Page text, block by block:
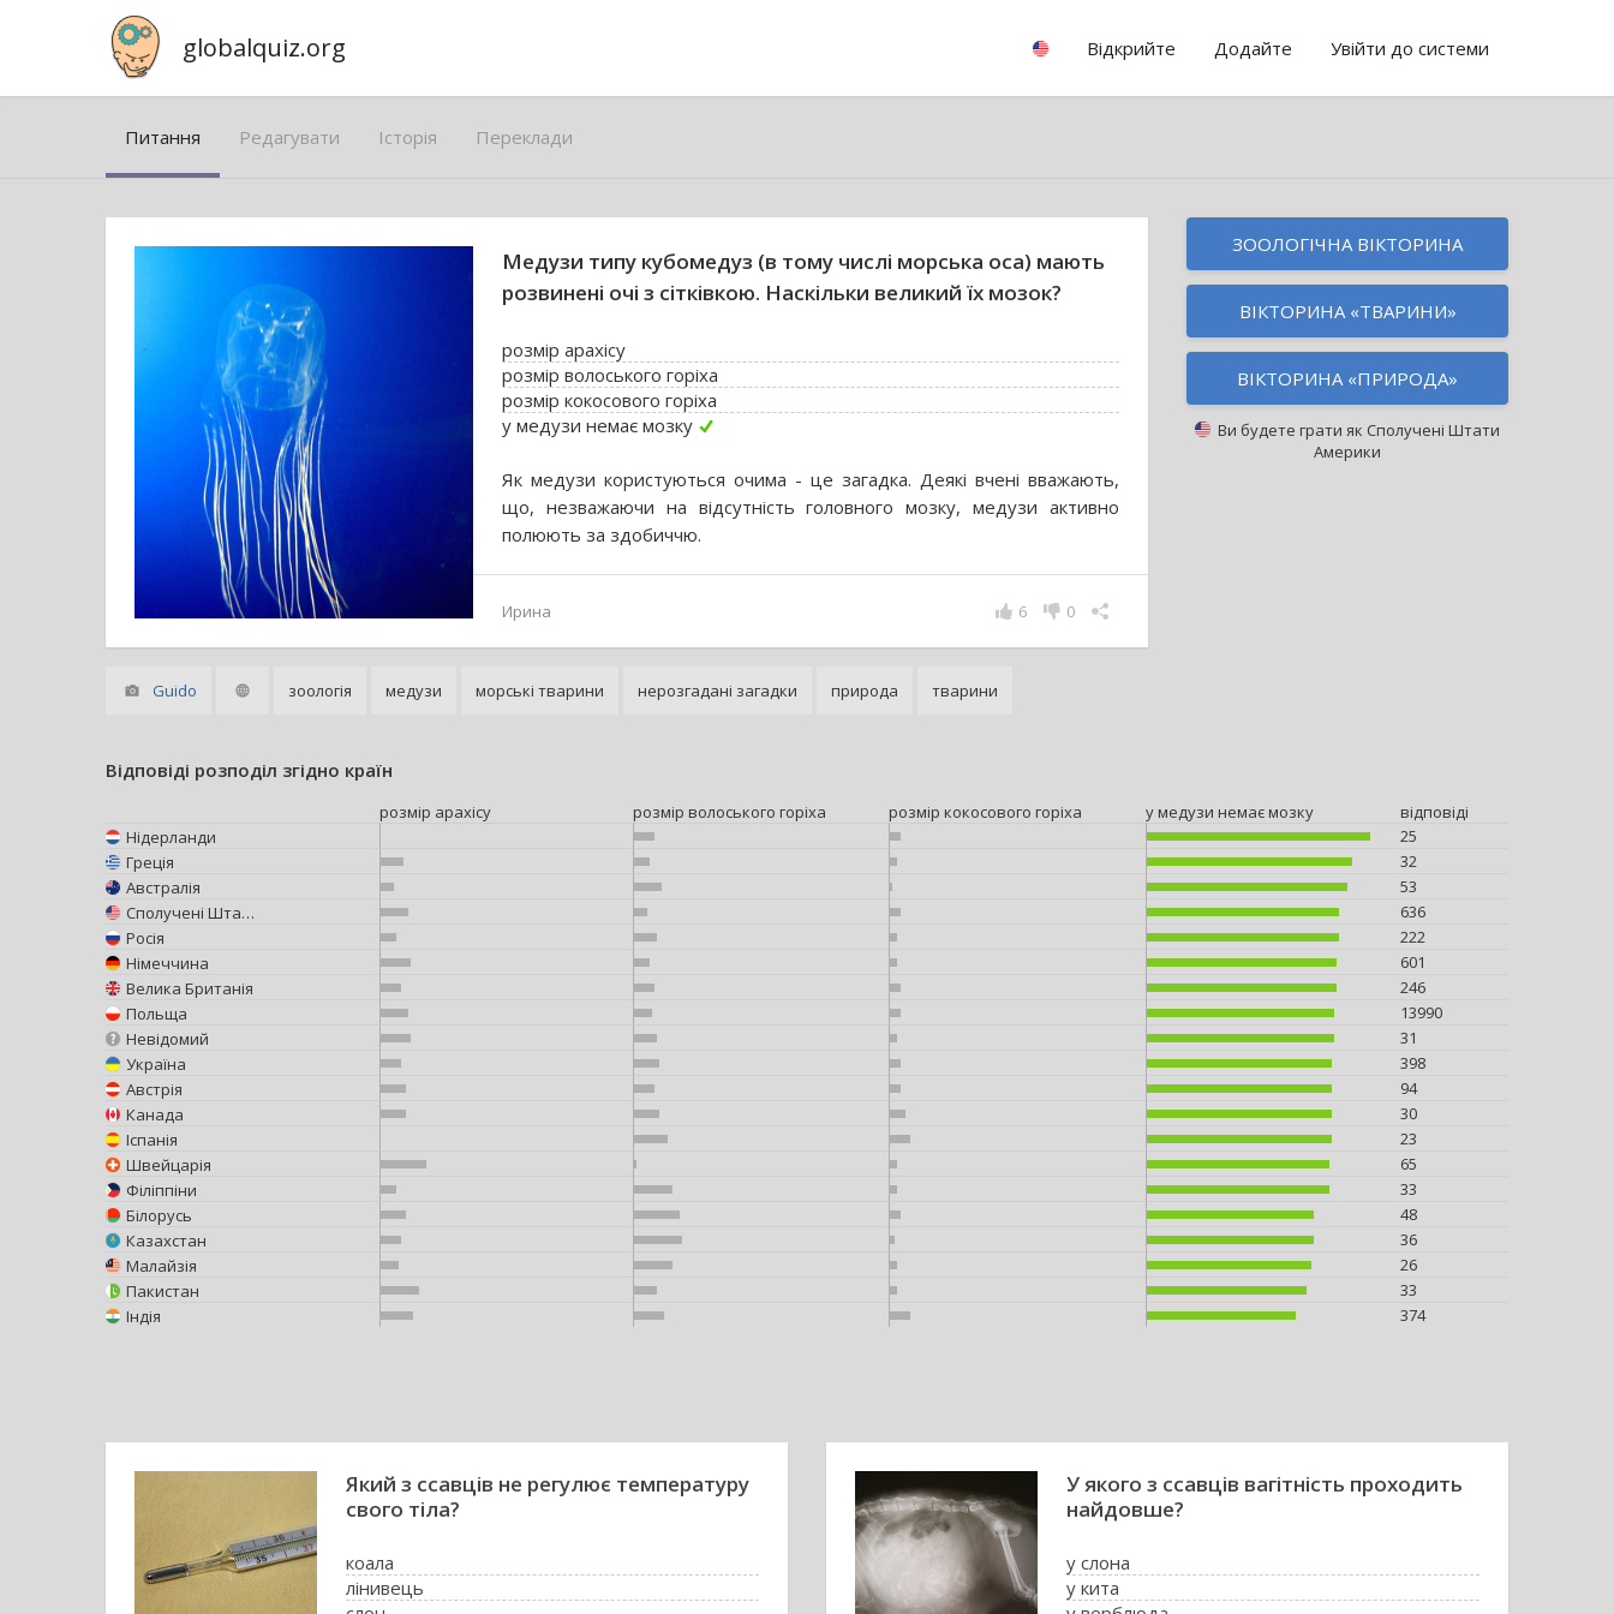
globalquiz.org Відкрийте Додайте Увійти до системи
Питання Редагувати Історія Переклади
Медузи типу кубомедуз (в тому числі морська оса) мають
розвинені очі з сітківкою. Наскільки великий їх мозок?
розмір арахісу
розмір волоського горіха
розмір кокосового горіха
у медузи немає мозку
Як медузи користуються очима - це загадка. Деякі вчені вважають,
що, незважаючи на відсутність головного мозку, медузи активно
полюють за здобиччю.
Ирина 0
6
Guido зоологія медузи морські тварини нерозгадані загадки природа тварини
ЗООЛОГІЧНА ВІКТОРИНА
ВІКТОРИНА «ТВАРИНИ»
ВІКТОРИНА «ПРИРОДА»
Ви будете грати як Сполучені Штати
Америки
Відповіді розподіл згідно країн
розмір арахісу розмір волоського горіха розмір кокосового горіха у медузи немає мозку
відповіді
Нідерланди
25
Греція
32
Австралія
53
Сполучені Штати Америки
636
Росія
222
Німеччина
601
Велика Британія
246
Польща
13990
Невідомий
31
Україна
398
Австрія
94
Канада
30
Іспанія
23
Швейцарія
65
Філіппіни
33
Білорусь
48
Казахстан
36
Малайзія
26
Пакистан
33
Індія
374
Який з ссавців не регулює температуру
свого тіла?
коала
лінивець
У якого з ссавців вагітність проходить
найдовше?
у слона
у кита